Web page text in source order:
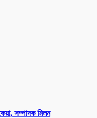
সম্পাদক মিলন